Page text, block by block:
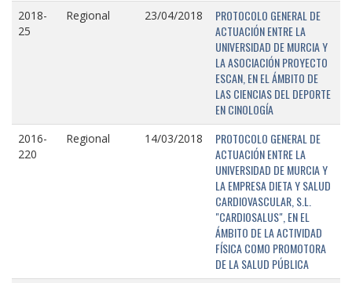
2018-
25
Regional 23/04/2018
PROTOCOLO GENERAL DE
ACTUACIÓN ENTRE LA
UNIVERSIDAD DE MURCIA Y
LA ASOCIACIÓN PROYECTO
ESCAN, EN EL ÁMBITO DE
LAS CIENCIAS DEL DEPORTE
EN CINOLOGÍA
2016-
220
Regional 14/03/2018
PROTOCOLO GENERAL DE
ACTUACIÓN ENTRE LA
UNIVERSIDAD DE MURCIA Y
LA EMPRESA DIETA Y SALUD
CARDIOVASCULAR, S.L.
"CARDIOSALUS", EN EL
ÁMBITO DE LA ACTIVIDAD
FÍSICA COMO PROMOTORA
DE LA SALUD PÚBLICA